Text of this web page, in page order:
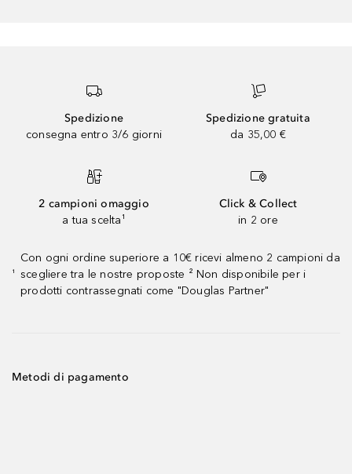
Spedizione
consegna entro 3/6 giorni
Spedizione gratuita
da 35,00 €
2 campioni omaggio
a tua scelta¹
Click & Collect
in 2 ore
¹
Con ogni ordine superiore a 10€ ricevi almeno 2 campioni da
scegliere tra le nostre proposte ² Non disponibile per i
prodotti contrassegnati come "Douglas Partner"
Metodi di pagamento